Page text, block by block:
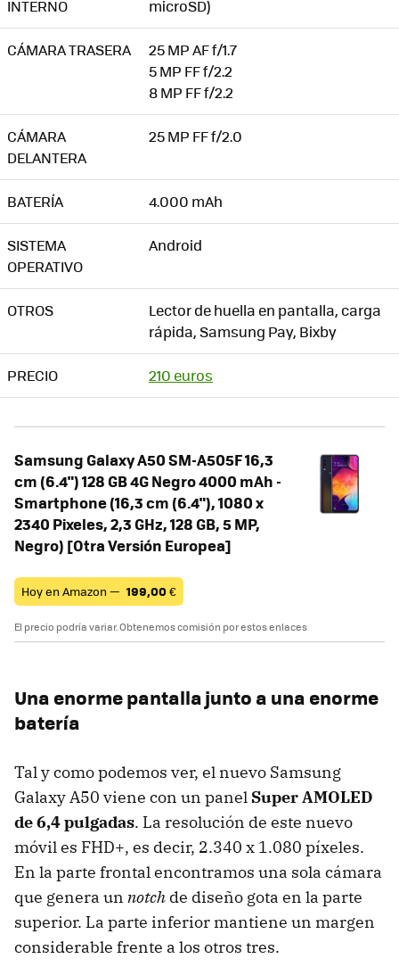
INTERNO microSD)
CÁMARA TRASERA
25 MP AF f/1.7
5 MP FF f/2.2
8 MP FF f/2.2
CÁMARA
DELANTERA
25 MP FF f/2.0
BATERÍA 4.000 mAh
SISTEMA
OPERATIVO
Android
OTROS
Lector de huella en pantalla, carga
rápida, Samsung Pay, Bixby
PRECIO 210 euros
Samsung Galaxy A50 SM-A505F 16,3
cm (6.4") 128 GB 4G Negro 4000 mAh -
Smartphone (16,3 cm (6.4"), 1080 x
2340 Pixeles, 2,3 GHz, 128 GB, 5 MP,
Negro) [Otra Versión Europea]
Hoy en Amazon — 199,00€
El precio podría variar. Obtenemos comisión por estos enlaces
Una enorme pantalla junto a una enorme
batería
Tal y como podemos ver, el nuevo Samsung
Galaxy A50 viene con un panel Super AMOLED
de 6,4 pulgadas. La resolución de este nuevo
móvil es FHD+, es decir, 2.340 x 1.080 píxeles.
En la parte frontal encontramos una sola cámara
que genera un notch de diseño gota en la parte
superior. La parte inferior mantiene un margen
considerable frente a los otros tres.